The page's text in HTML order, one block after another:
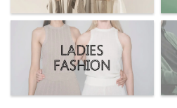
ゃれなドラマ衣
チェックしてね♪
【よく検索されてる女性芸